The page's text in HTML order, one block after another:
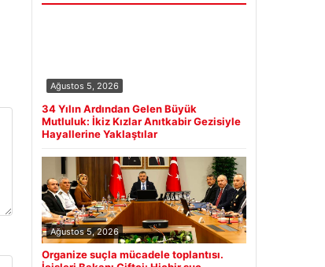
Ağustos 5, 2026
34 Yılın Ardından Gelen Büyük
Mutluluk: İkiz Kızlar Anıtkabir Gezisiyle
Hayallerine Yaklaştılar
Ağustos 5, 2026
Organize suçla mücadele toplantısı.